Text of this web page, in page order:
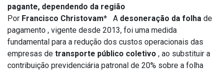
pagante, dependendo da região
Por Francisco Christovam* A desoneração da folha de
pagamento , vigente desde 2013, foi uma medida
fundamental para a redução dos custos operacionais das
empresas de transporte público coletivo , ao substituir a
contribuição previdenciária patronal de 20% sobre a folha